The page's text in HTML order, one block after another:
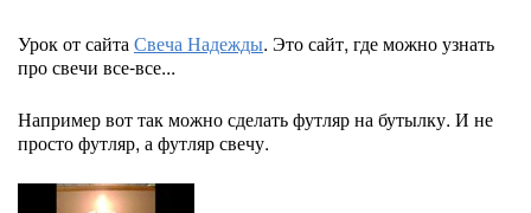
Урок от сайтаСвеча Надежды. Это сайт, где можно узнать
про свечи все-все...
Например вот так можно сделать футляр на бутылку. И не
просто футляр, а футляр свечу.